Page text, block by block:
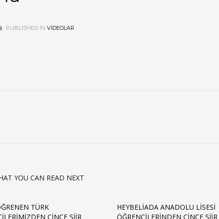
PUBLISHED IN VIDEOLAR
YOU CAN READ NEXT
TÜRK
ÇINCE ŞIIR
HEYBELIADA ANADOLU LISESI
ÖĞRENCILERINDEN ÇINCE ŞIIR